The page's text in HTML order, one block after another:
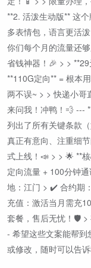
**2. 活泼生动版** 这
多表情包，语言更活
你们每个月的流量还
省钱神器！🎉 > >
**110G定向** = 根本
两不误~ > > 快递小哥
来问我！冲鸭！💨 ---
列出了所有关键条款
真正有意向、注重细
式上线！📣 > > 🌟 **
定向流量 + 100分钟
地：江门 > ✔️ 合约期
充值：激活当月需充
套餐，售后无忧！🛡️ >
- 希望这些文案能帮到
或修改，随时可以告诉